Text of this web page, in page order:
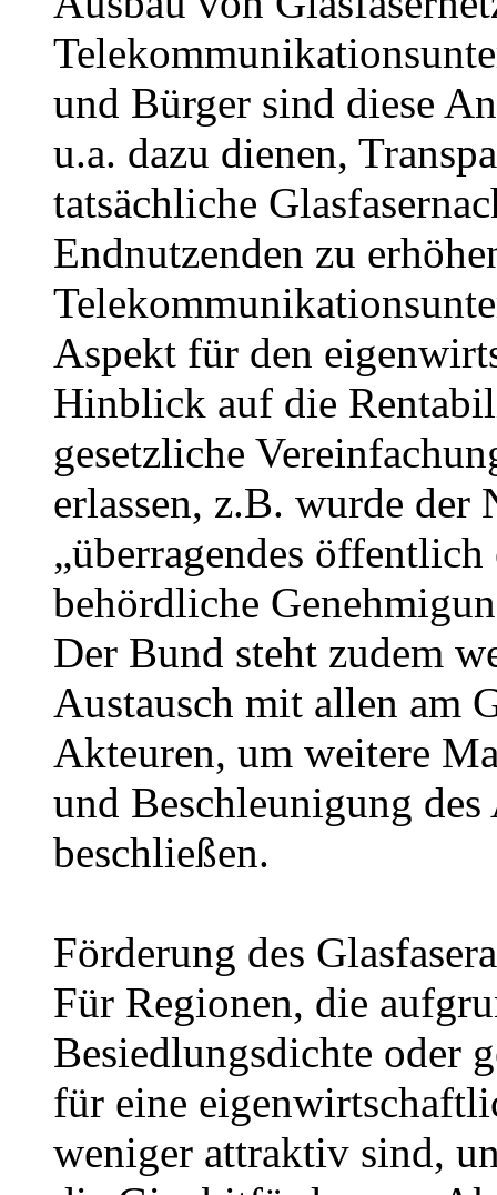
und Bürger sind diese
u.a. dazu dienen,
tatsächliche
Endnutzenden zu
Aspekt für den
Hinblick auf die
gesetzliche
erlassen, z.B. wurde der
„überragendes
behördliche
Der Bund steht zudem
Austausch mit allen am
Akteuren, um weitere
und Beschleunigung
beschließen.
Förderung des
Für Regionen, die
Besiedlungsdichte oder
für eine
weniger attraktiv sind,